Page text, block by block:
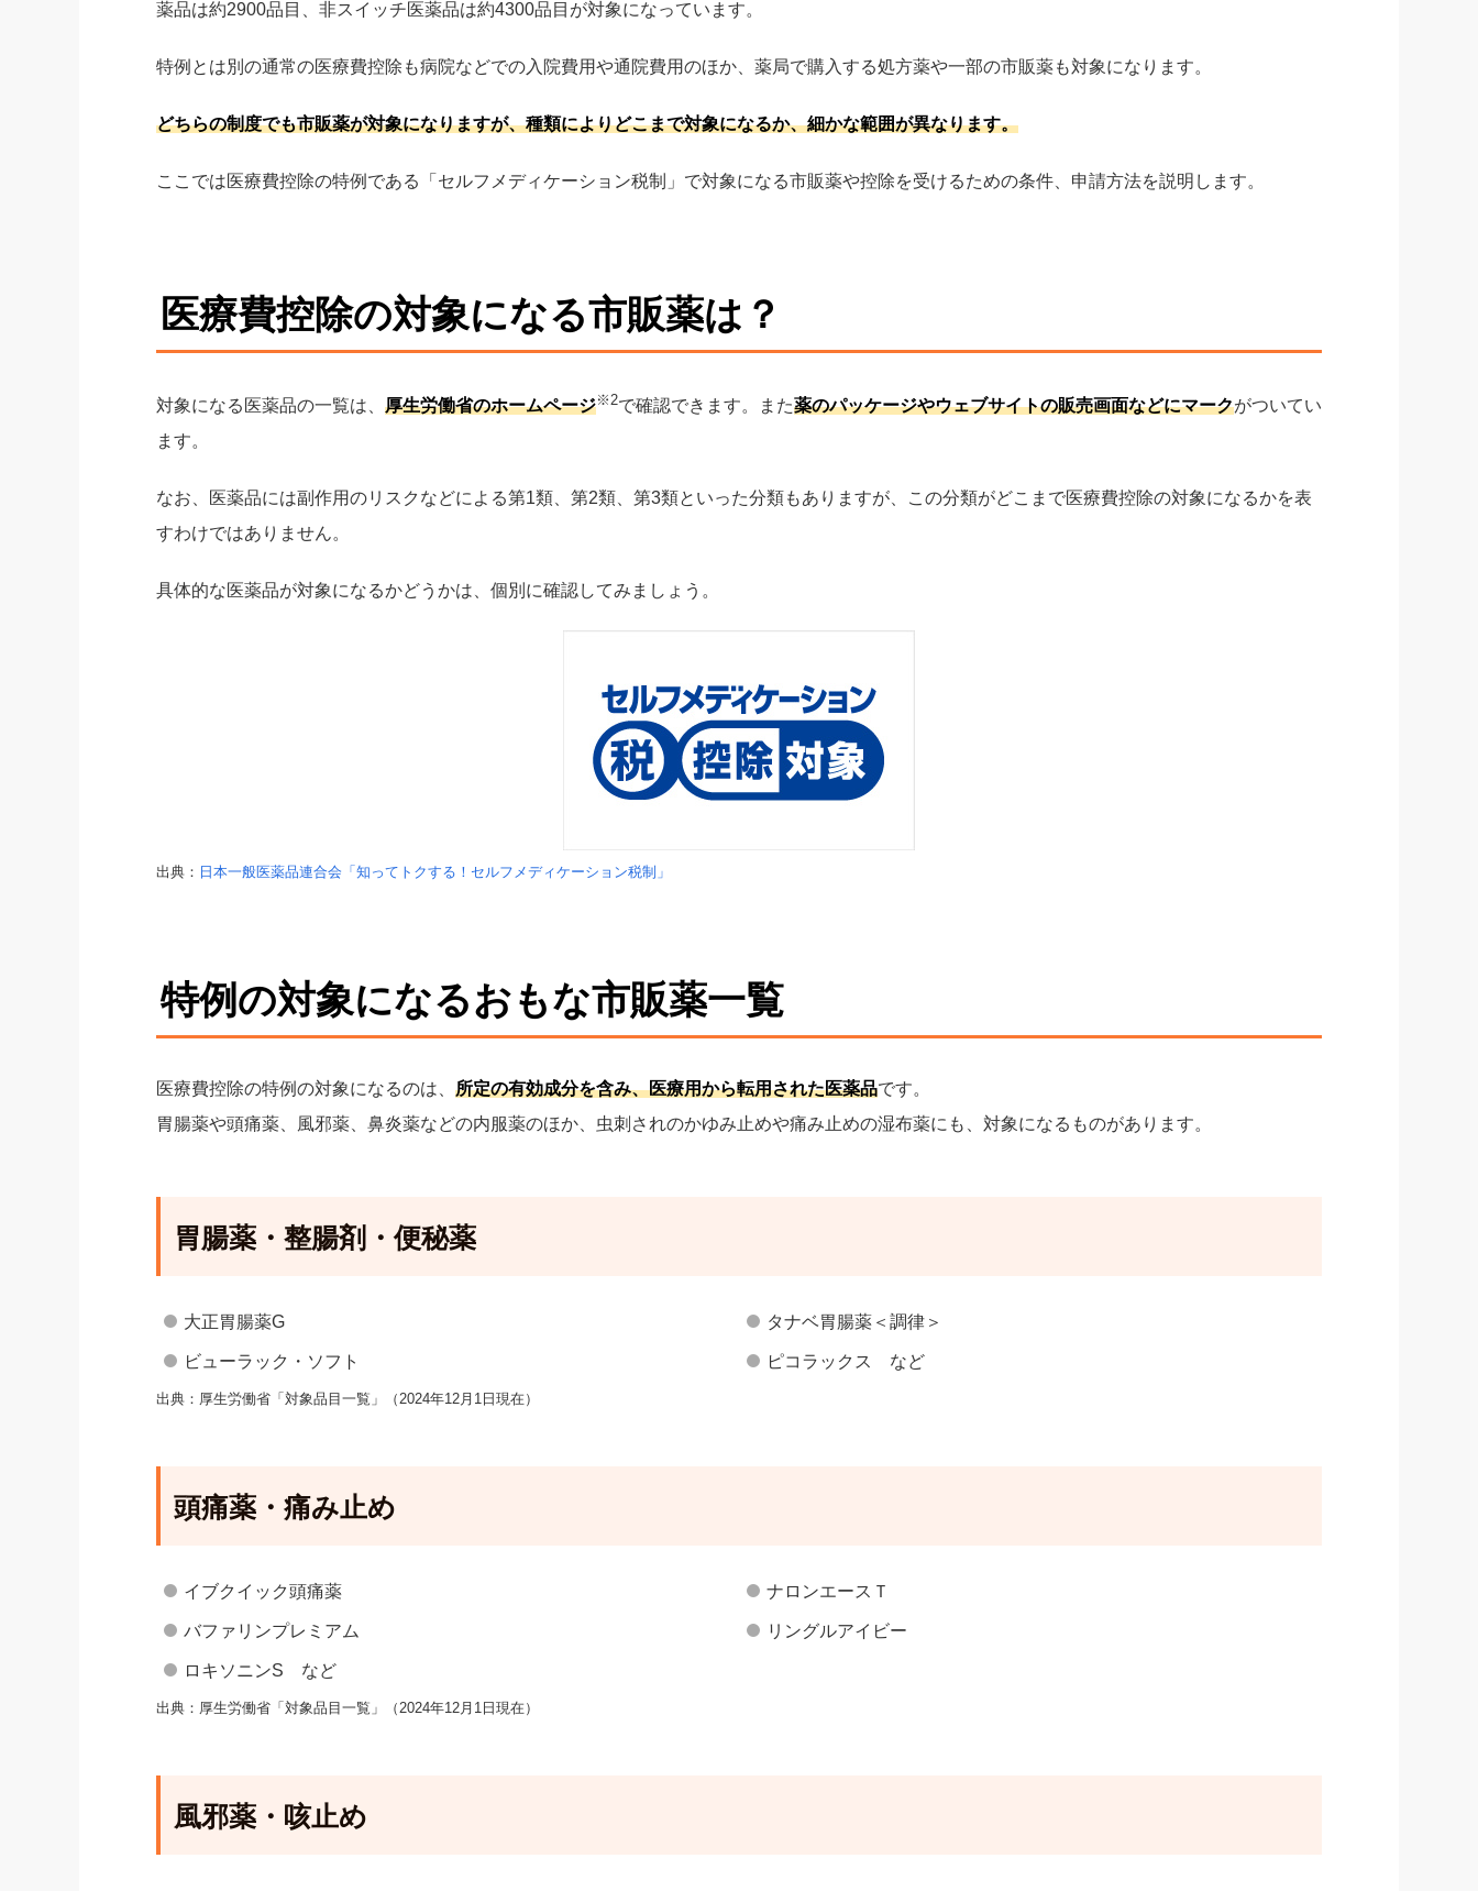
薬品は約2900品目、非スイッチ医薬品は約4300品目が対象になっています。
特例とは別の通常の医療費控除も病院などでの入院費用や通院費用のほか、薬局で購入する処方薬や一部の市販薬も対象になります。
どちらの制度でも市販薬が対象になりますが、種類によりどこまで対象になるか、細かな範囲が異なります。
ここでは医療費控除の特例である「セルフメディケーション税制」で対象になる市販薬や控除を受けるための条件、申請方法を説明します。
医療費控除の対象になる市販薬は？
対象になる医薬品の一覧は、 厚生労働省のホームページ※2で確認できます。また薬のパッケージやウェブサイトの販売画面などにマークがついてい
ます。
なお、医薬品には副作用のリスクなどによる第1類、第2類、第3類といった分類もありますが、この分類がどこまで医療費控除の対象になるかを表
すわけではありません。
具体的な医薬品が対象になるかどうかは、個別に確認してみましょう。
出典： 日本一般医薬品連合会「知ってトクする！セルフメディケーション税制」
特例の対象になるおもな市販薬一覧
医療費控除の特例の対象になるのは、 所定の有効成分を含み、医療用から転用された医薬品です。
胃腸薬や頭痛薬、風邪薬、鼻炎薬などの内服薬のほか、虫刺されのかゆみ止めや痛み止めの湿布薬にも、対象になるものがあります。
胃腸薬・整腸剤・便秘薬
大正胃腸薬G タナベ胃腸薬＜調律＞
ビューラック・ソフト ピコラックス など
出典：厚生労働省「対象品目一覧」（2024年12月1日現在）
頭痛薬・痛み止め
イブクイック頭痛薬 ナロンエースＴ
バファリンプレミアム リングルアイビー
ロキソニンS など
出典：厚生労働省「対象品目一覧」（2024年12月1日現在）
風邪薬・咳止め